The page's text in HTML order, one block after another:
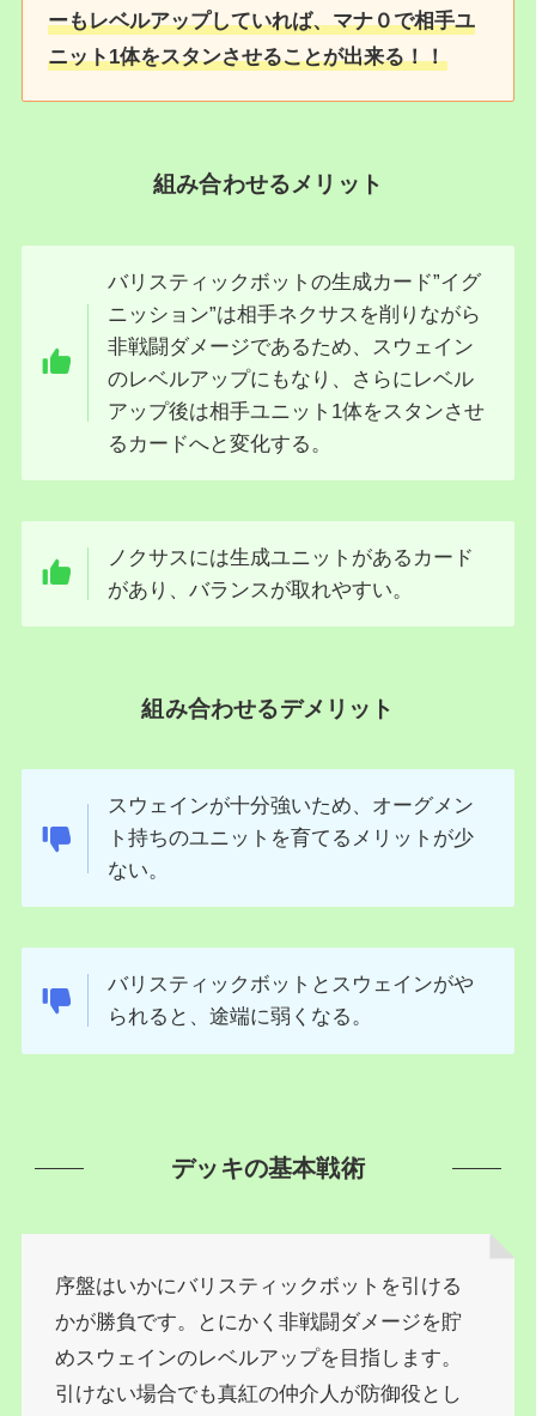
ーもレベルアップしていれば、マナ０で相手ユ
ニット1体をスタンさせることが出来る！！
組み合わせるメリット
バリスティックボットの生成カード”イグ
ニッション”は相手ネクサスを削りながら
非戦闘ダメージであるため、スウェイン
のレベルアップにもなり、さらにレベル
アップ後は相手ユニット1体をスタンさせ
るカードへと変化する。
ノクサスには生成ユニットがあるカード
があり、バランスが取れやすい。
組み合わせるデメリット
スウェインが十分強いため、オーグメン
ト持ちのユニットを育てるメリットが少
ない。
バリスティックボットとスウェインがや
られると、途端に弱くなる。
デッキの基本戦術
序盤はいかにバリスティックボットを引ける
かが勝負です。とにかく非戦闘ダメージを貯
めスウェインのレベルアップを目指します。
引けない場合でも真紅の仲介人が防御役とし